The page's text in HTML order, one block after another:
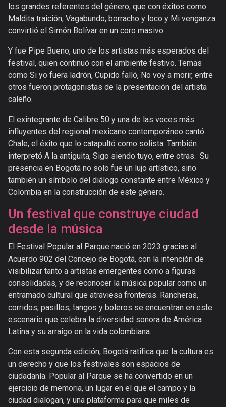
los grandes referentes del género, que con éxitos como
Maldita traición, Vagabundo, borracho y loco y Mi venganza
convirtió el Simón Bolívar en un coro masivo.
Y fue Pipe Bueno, uno de los artistas más esperados del
festival, quien continuó con el ambiente festivo. Temas
como Si yo fuera ladrón, Cupido falló, No voy a morir, entre
otros fueron protagonistas de la presentación del artista
caleño.
El exintegrante de Calibre 50 y una de las voces más
influyentes del regional mexicano contemporáneo cantó
Chale, el éxito que lo catapultó como solista. También
interpretó A la antiguita, Sigo siendo tuyo, entre otras. Su
presencia en Bogotá no solo fue un lujo artístico, sino
también un símbolo del diálogo constante entre México y
Colombia en la construcción de este género.
Un festival que construye ciudad
desde la música
El Festival Popular al Parque nació en 2023 gracias al
Acuerdo 902 del Concejo de Bogotá, con la intención de
visibilizar tanto a artistas emergentes como a figuras
consolidadas, y de reconocer la música popular como un
entramado cultural que atraviesa fronteras. Rancheras,
corridos, pasillos, tangos y boleros se encuentran en este
escenario que celebra la diversidad sonora de América
Latina y su arraigo en la vida colombiana.
Con esta segunda edición, Bogotá ratifica que la cultura es
un derecho y que los festivales son espacios de
ciudadanía. Popular al Parque se ha convertido en un
ejercicio de memoria, un lugar en el que el campo y la
ciudad dialogan, y una plataforma para que miles de